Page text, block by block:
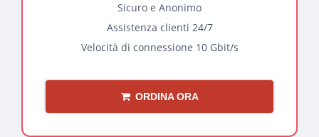
Sicuro e Anonimo
Assistenza clienti 24/7
Velocità di connessione 10 Gbit/s
ORDINA ORA